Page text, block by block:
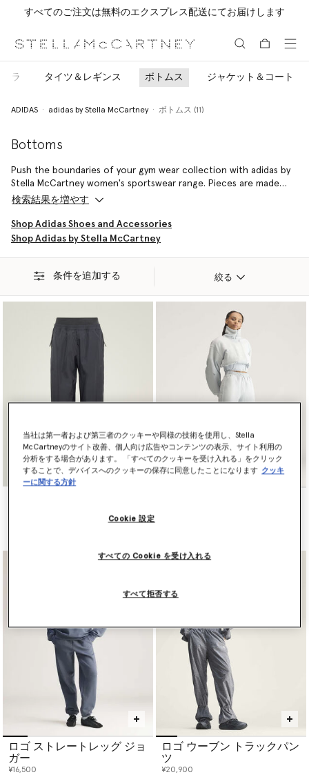
すべてのご注文は無料のエクスプレス配送にてお届けします
ラ タイツ＆レギンス ボトムス ジャケット＆コート
ADIDAS adidas by Stella McCartney ボトムス (11)
Bottoms
Push the boundaries of your gym wear collection with adidas by
Stella McCartney women's sportswear range. Pieces are made
from post-industrial and post-consumer waste like plastic
lowest impact on the planet.
検索結果を増やす
Shop Adidas Shoes and Accessories
Shop Adidas by Stella McCartney
条件を追加する 絞る
ロゴ ストレートレッグ ジョ
ガー
¥16,500
ロゴ ウーブン トラックパン
ツ
¥20,900
当社は第一者および第三者のクッキーや同様の技術を使用し、Stella
McCartneyのサイト改善、個人向け広告やコンテンツの表示、サイト利用の
分析をする場合があります。 「すべてのクッキーを受け入れる」をクリック
することで、デバイスへのクッキーの保存に同意したことになります クッキ
ーに関する方針
Cookie 設定
すべて拒否する
すべての Cookie を受け入れる